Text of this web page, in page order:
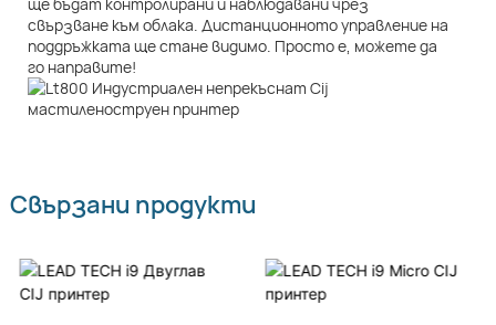
ще бъдат контролирани и наблюдавани чрез
свързване към облака. Дистанционното управление на
поддръжката ще стане видимо. Просто е, можете да
го направите!
Свързани продукти